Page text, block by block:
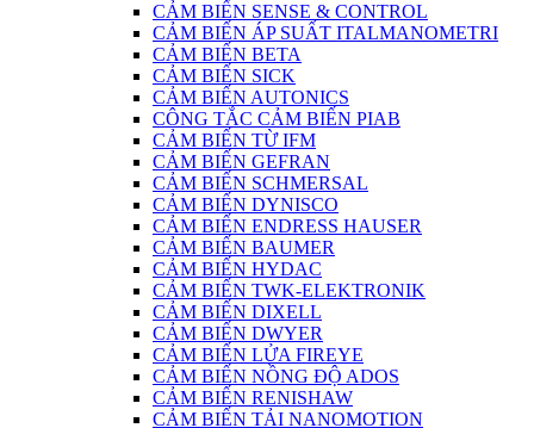
CẢM BIẾN SENSE & CONTROL
CẢM BIẾN ÁP SUẤT ITALMANOMETRI
CẢM BIẾN BETA
CẢM BIẾN SICK
CẢM BIẾN AUTONICS
CÔNG TẮC CẢM BIẾN PIAB
CẢM BIẾN TỪ IFM
CẢM BIẾN GEFRAN
CẢM BIẾN SCHMERSAL
CẢM BIẾN DYNISCO
CẢM BIẾN ENDRESS HAUSER
CẢM BIẾN BAUMER
CẢM BIẾN HYDAC
CẢM BIẾN TWK-ELEKTRONIK
CẢM BIẾN DIXELL
CẢM BIẾN DWYER
CẢM BIẾN LỬA FIREYE
CẢM BIẾN NỒNG ĐỘ ADOS
CẢM BIẾN RENISHAW
CẢM BIẾN TẢI NANOMOTION